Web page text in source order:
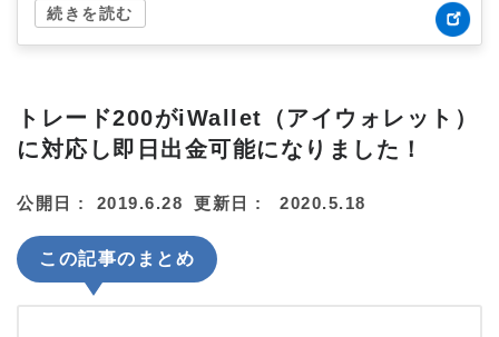
続きを読む
トレード200がiWallet（アイウォレット）
に対応し即日出金可能になりました！
公開日 : 2019.6.28 更新日 : 2020.5.18
この記事のまとめ